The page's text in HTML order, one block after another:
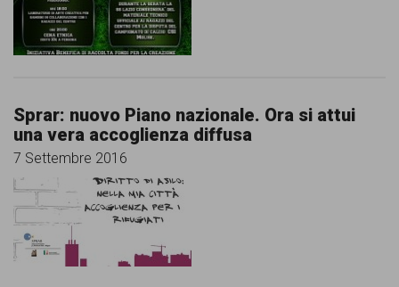
Sprar: nuovo Piano nazionale. Ora si attui
una vera accoglienza diffusa
7 Settembre 2016